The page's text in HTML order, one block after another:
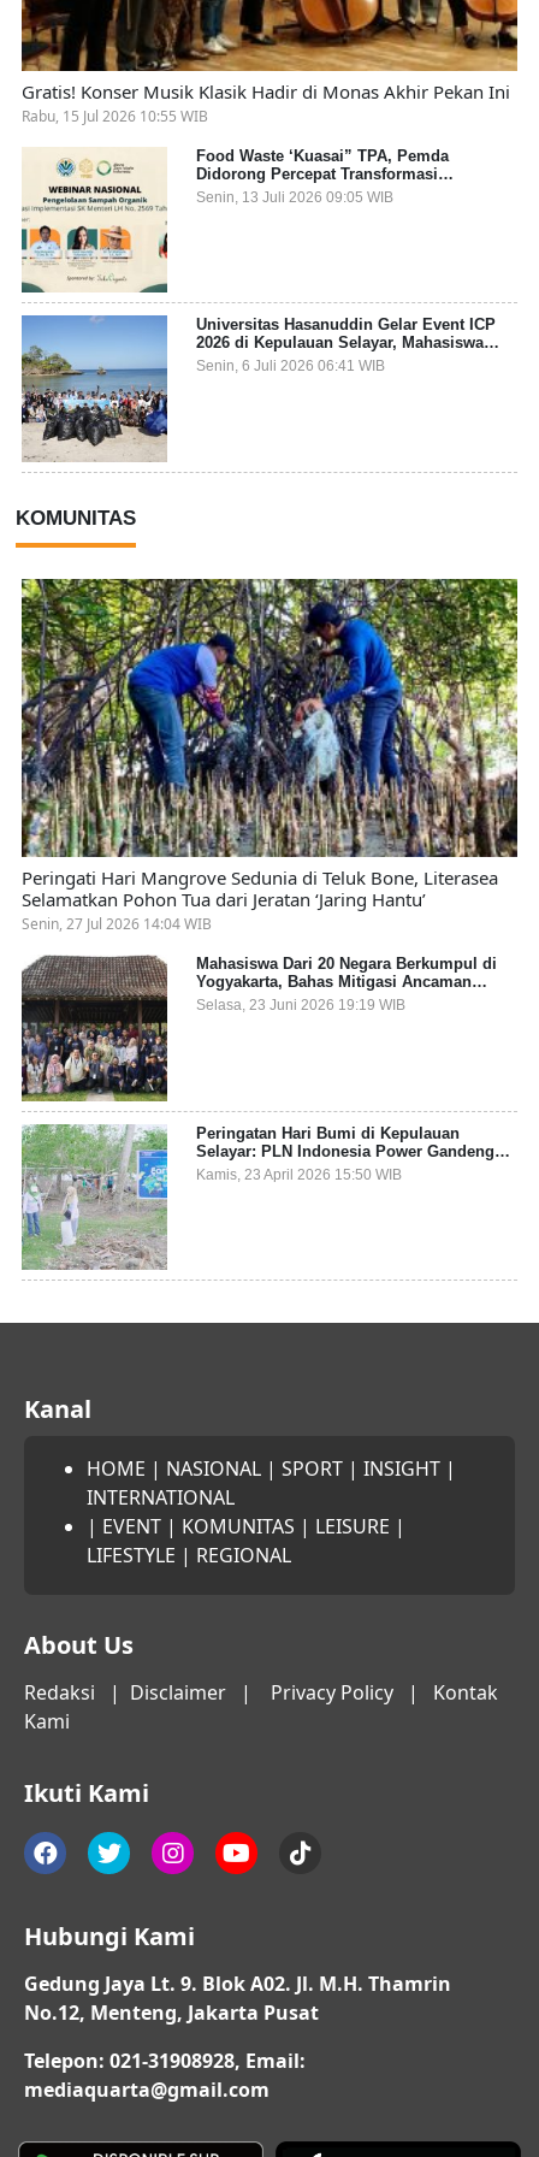
Gratis! Konser Musik Klasik Hadir di Monas Akhir Pekan Ini
Rabu, 15 Jul 2026 10:55 WIB
Food Waste ‘Kuasai” TPA, Pemda
Didorong Percepat Transformasi
Pengelolaan Sampah Organik dari Sumber
Senin, 13 Juli 2026 09:05 WIB
Universitas Hasanuddin Gelar Event ICP
2026 di Kepulauan Selayar, Mahasiswa
dari 27 Negara Jadi Partisipan
Senin, 6 Juli 2026 06:41 WIB
KOMUNITAS
Peringati Hari Mangrove Sedunia di Teluk Bone, Literasea
Selamatkan Pohon Tua dari Jeratan ‘Jaring Hantu’
Senin, 27 Jul 2026 14:04 WIB
Mahasiswa Dari 20 Negara Berkumpul di
Yogyakarta, Bahas Mitigasi Ancaman
Kesehatan Global
Selasa, 23 Juni 2026 19:19 WIB
Peringatan Hari Bumi di Kepulauan
Selayar: PLN Indonesia Power Gandeng
Pemda dan Komunitas, Giatkan Restorasi
Mangrove
Kamis, 23 April 2026 15:50 WIB
Kanal
HOME | NASIONAL | SPORT | INSIGHT |
INTERNATIONAL
| EVENT | KOMUNITAS | LEISURE |
LIFESTYLE | REGIONAL
About Us
Redaksi | Disclaimer | Privacy Policy | Kontak
Kami
Ikuti Kami
Hubungi Kami
Gedung Jaya Lt. 9. Blok A02. Jl. M.H. Thamrin
No.12, Menteng, Jakarta Pusat
Telepon: 021-31908928, Email:
mediaquarta@gmail.com